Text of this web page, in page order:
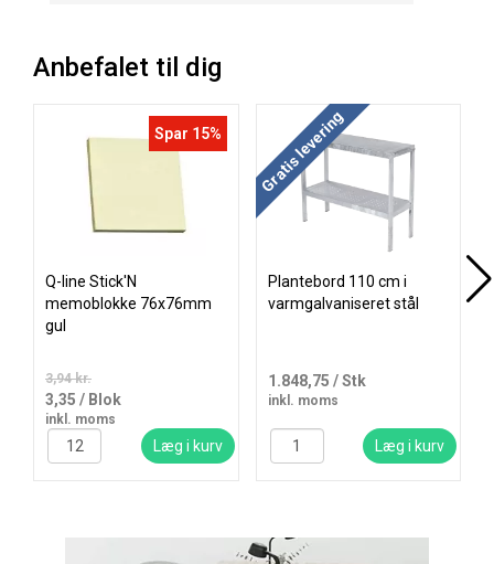
Anbefalet til dig
Spar 15%
Q-line Stick'N
memoblokke 76x76mm
gul
3,94 kr.
3,35 / Blok
inkl. moms
Læg i kurv
Gratis levering
Plantebord 110 cm i
varmgalvaniseret stål
1.848,75 / Stk
inkl. moms
Læg i kurv